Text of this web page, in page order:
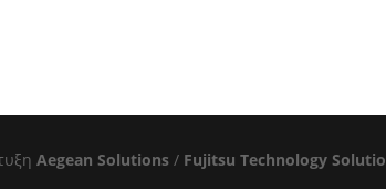
Aegean Solutions / Fujitsu Technology